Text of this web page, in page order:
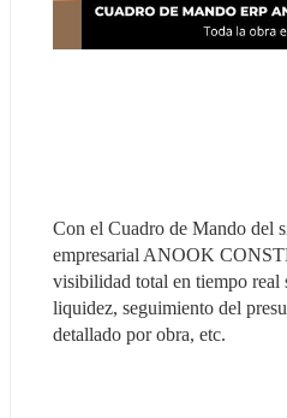
Con el Cuadro de Mando del
empresarial ANOOK
visibilidad total en tiempo real
liquidez, seguimiento del
detallado por obra, etc.